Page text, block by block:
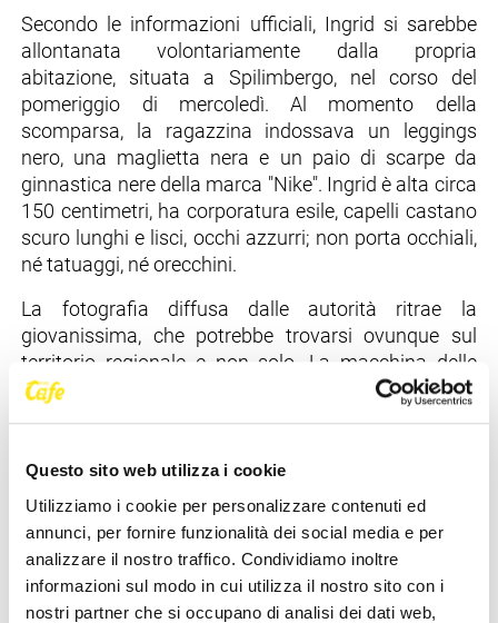
Questo sito web utilizza i cookie
Utilizziamo i cookie per personalizzare contenuti ed
annunci, per fornire funzionalità dei social media e per
analizzare il nostro traffico. Condividiamo inoltre
informazioni sul modo in cui utilizza il nostro sito con i
nostri partner che si occupano di analisi dei dati web,
Secondo le informazioni ufficiali, Ingrid si sarebbe
allontanata volontariamente dalla propria
abitazione, situata a Spilimbergo, nel corso del
pomeriggio di mercoledì. Al momento della
scomparsa, la ragazzina indossava un leggings
nero, una maglietta nera e un paio di scarpe da
ginnastica nere della marca "Nike". Ingrid è alta circa
150 centimetri, ha corporatura esile, capelli castano
scuro lunghi e lisci, occhi azzurri; non porta occhiali,
né tatuaggi, né orecchini.
La fotografia diffusa dalle autorità ritrae la
giovanissima, che potrebbe trovarsi ovunque sul
territorio regionale e non solo. La macchina delle
ricerche è attualmente attiva senza sosta,
coinvolgendo tutte le Forze dell’Ordine che stanno
presto e riportarla a casa sana e salva.
Fondamentale, in queste ore, è il contributo della
popolazione:chiunque abbia informazioni utili o
abbia notato movimenti sospetti riconducibili a
Ingrid Preianò è pregato di contattare